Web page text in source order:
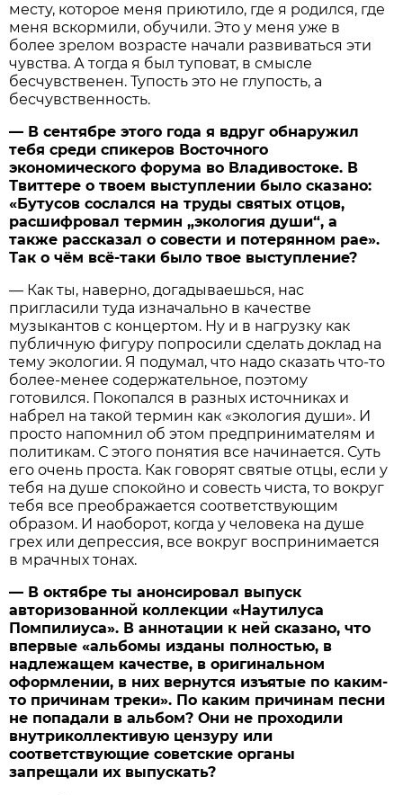
месту, которое меня приютило, где я родился, где
меня вскормили, обучили. Это у меня уже в
более зрелом возрасте начали развиваться эти
чувства. А тогда я был туповат, в смысле
бесчувственен. Тупость это не глупость, а
бесчувственность.
— В сентябре этого года я вдруг обнаружил
тебя среди спикеров Восточного
экономического форума во Владивостоке. В
Твиттере о твоем выступлении было сказано:
«Бутусов сослался на труды святых отцов,
расшифровал термин „экология души“, а
также рассказал о совести и потерянном рае».
Так о чём всё-таки было твое выступление?
— Как ты, наверно, догадываешься, нас
пригласили туда изначально в качестве
музыкантов с концертом. Ну и в нагрузку как
публичную фигуру попросили сделать доклад на
тему экологии. Я подумал, что надо сказать что-то
более-менее содержательное, поэтому
готовился. Покопался в разных источниках и
набрел на такой термин как «экология души». И
просто напомнил об этом предпринимателям и
политикам. С этого понятия все начинается. Суть
его очень проста. Как говорят святые отцы, если у
тебя на душе спокойно и совесть чиста, то вокруг
тебя все преображается соответствующим
образом. И наоборот, когда у человека на душе
грех или депрессия, все вокруг воспринимается
в мрачных тонах.
— В октябре ты анонсировал выпуск
авторизованной коллекции «Наутилуса
Помпилиуса». В аннотации к ней сказано, что
впервые «альбомы изданы полностью, в
надлежащем качестве, в оригинальном
оформлении, в них вернутся изъятые по каким-
то причинам треки». По каким причинам песни
не попадали в альбом? Они не проходили
внутриколлективую цензуру или
соответствующие советские органы
запрещали их выпускать?